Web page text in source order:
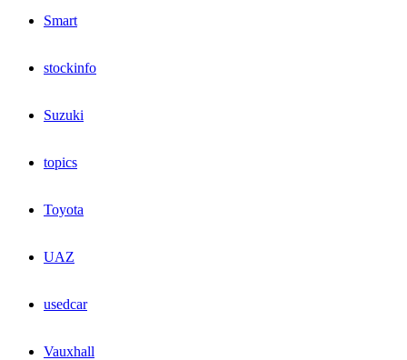
Smart
stockinfo
Suzuki
topics
Toyota
UAZ
usedcar
Vauxhall